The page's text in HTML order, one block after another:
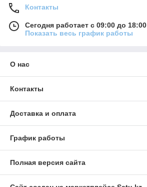
Контакты
Сегодня работает с 09:00 до 18:00
Показать весь график работы
О нас
Контакты
Доставка и оплата
График работы
Полная версия сайта